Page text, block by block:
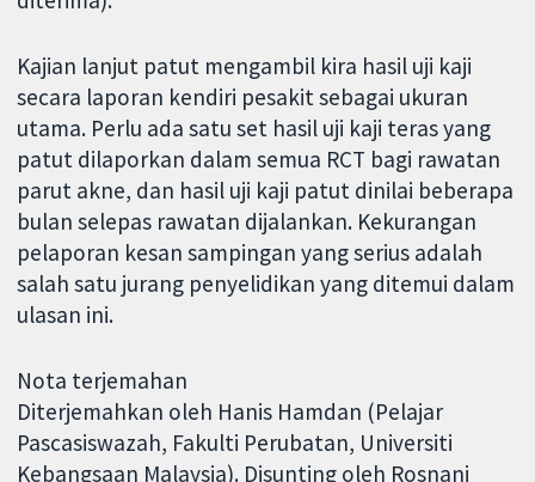
Kajian lanjut patut mengambil kira hasil uji kaji
secara laporan kendiri pesakit sebagai ukuran
utama. Perlu ada satu set hasil uji kaji teras yang
patut dilaporkan dalam semua RCT bagi rawatan
parut akne, dan hasil uji kaji patut dinilai beberapa
bulan selepas rawatan dijalankan. Kekurangan
pelaporan kesan sampingan yang serius adalah
salah satu jurang penyelidikan yang ditemui dalam
ulasan ini.
Nota terjemahan
Diterjemahkan oleh Hanis Hamdan (Pelajar
Pascasiswazah, Fakulti Perubatan, Universiti
Kebangsaan Malaysia). Disunting oleh Rosnani